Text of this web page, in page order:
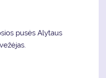
pusės Alytaus